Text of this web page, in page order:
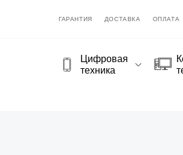
ГАРАНТИЯ ДОСТАВКА ОПЛАТА
Цифровая
техника